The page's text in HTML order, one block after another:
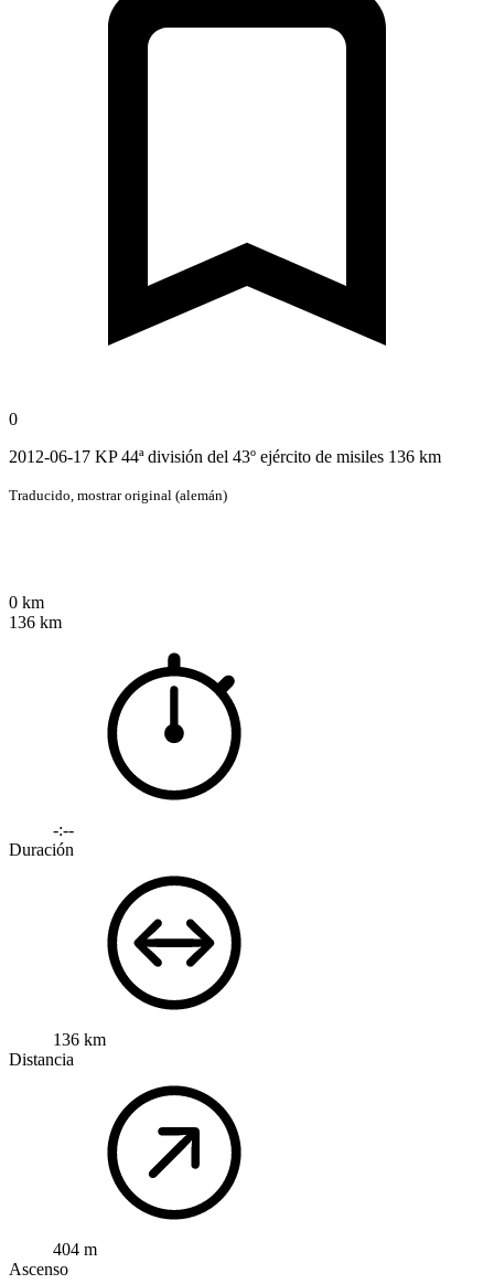
0
2012-06-17 KP 44ª división del 43º ejército de misiles 136 km
Traducido, mostrar original (alemán)
0 km
136 km
-:--
Duración
136 km
Distancia
404 m
Ascenso